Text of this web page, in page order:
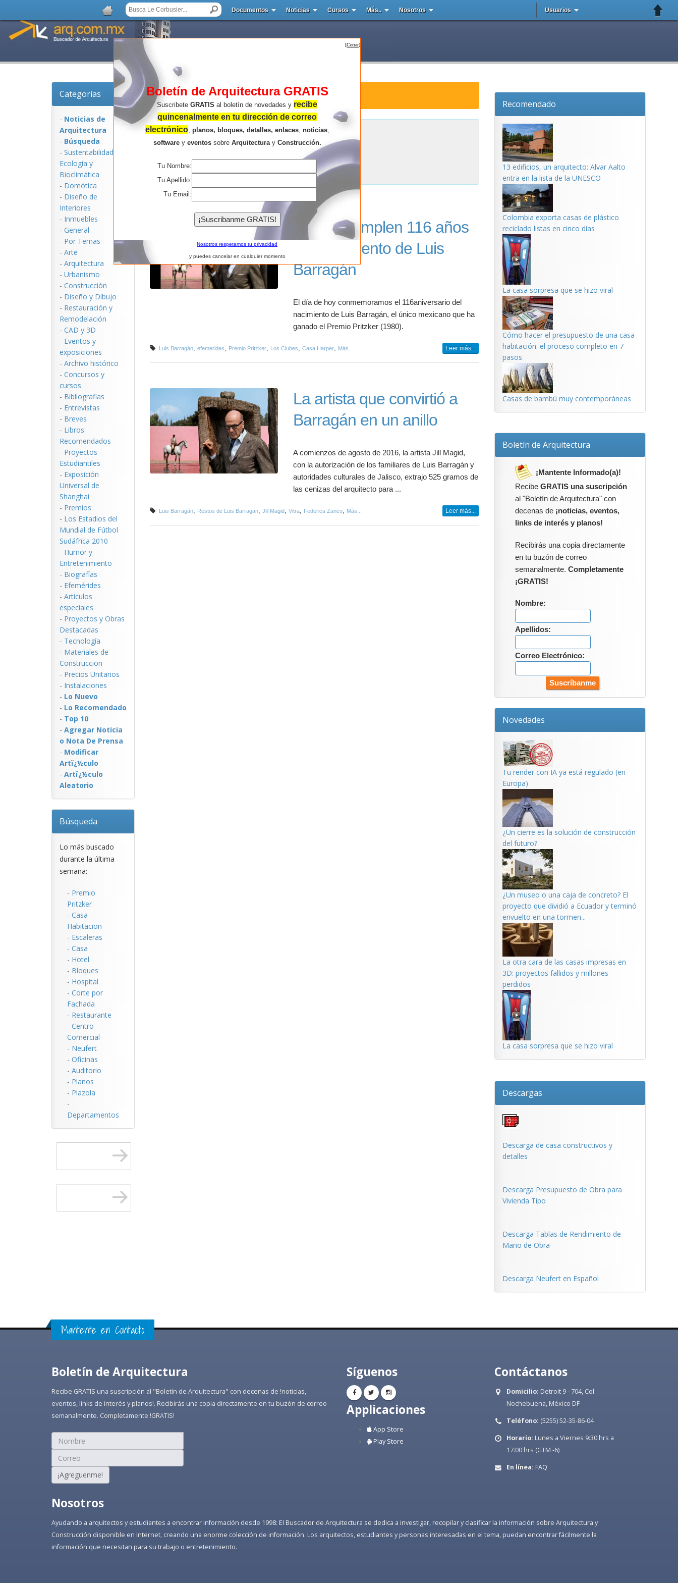
Documentos Noticias Cursos Más.. Nosotros Usuarios
Categorías
- Noticias de
Arquitectura
- Búsqueda
- Sustentabilidad,
Ecologí­a y
Bioclimática
- Domótica
- Diseño de
Interiores
- Inmuebles
- General
- Por Temas
- Arte
- Arquitectura
- Urbanismo
- Construcción
- Diseño y Dibujo
- Restauración y
Remodelación
- CAD y 3D
- Eventos y
exposiciones
- Archivo histórico
- Concursos y
cursos
- Bibliografias
- Entrevistas
- Breves
- Libros
Recomendados
- Proyectos
Estudiantiles
- Exposición
Universal de
Shanghai
- Premios
- Los Estadios del
Mundial de Fútbol
Sudáfrica 2010
- Humor y
Entretenimiento
- Biografías
- Efemérides
- Artículos
especiales
- Proyectos y Obras
Destacadas
- Tecnología
- Materiales de
Construccion
- Precios Unitarios
- Instalaciones
- Lo Nuevo
- Lo Recomendado
- Top 10
- Agregar Noticia
o Nota De Prensa
- Modificar
Artï¿½culo
- Artï¿½culo
Aleatorio
Búsqueda
Lo más buscado
durante la última
semana:
- Premio
Pritzker
- Casa
Habitacion
- Escaleras
- Casa
- Hotel
- Bloques
- Hospital
- Corte por
Fachada
- Restaurante
- Centro
Comercial
- Neufert
- Oficinas
- Auditorio
- Planos
- Plazola
-
Departamentos
Noticias de Arquitectura : Jill Magid
Jill Magid
Resultados de la búsqueda .
Hoy se cumplen 116 años
del nacimiento de Luis
Barragán
El día de hoy conmemoramos el 116aniversario del
nacimiento de Luis Barragán, el único mexicano que ha
ganado el Premio Pritzker (1980).
Luis Barragán, efemerides, Premio Pritzker, Los Clubes, Casa Harper, Más... Leer más...
La artista que convirtió a
Barragán en un anillo
A comienzos de agosto de 2016, la artista Jill Magid,
con la autorización de los familiares de Luis Barragán y
autoridades culturales de Jalisco, extrajo 525 gramos de
las cenizas del arquitecto para ...
Luis Barragán, Restos de Luis Barragán, Jill Magid, Vitra, Federica Zanco, Más... Leer más...
Recomendado
13 edificios, un arquitecto: Alvar Aalto
entra en la lista de la UNESCO
Colombia exporta casas de plástico
reciclado listas en cinco días
La casa sorpresa que se hizo viral
Cómo hacer el presupuesto de una casa
habitación: el proceso completo en 7
pasos
Casas de bambú muy contemporáneas
Boletín de Arquitectura
¡Mantente Informado(a)!
Recibe GRATIS una suscripción
al "Boletín de Arquitectura" con
decenas de ¡noticias, eventos,
links de interés y planos!
Recibirás una copia directamente
en tu buzón de correo
semanalmente. Completamente
¡GRATIS!
Nombre:
Apellidos:
Correo Electrónico:
Novedades
Tu render con IA ya está regulado (en
Europa)
¿Un cierre es la solución de construcción
del futuro?
¿Un museo o una caja de concreto? El
proyecto que dividió a Ecuador y terminó
envuelto en una tormen...
La otra cara de las casas impresas en
3D: proyectos fallidos y millones
perdidos
La casa sorpresa que se hizo viral
Descargas
Descarga de casa constructivos y
detalles
Descarga Presupuesto de Obra para
Vivienda Tipo
Descarga Tablas de Rendimiento de
Mano de Obra
Descarga Neufert en Español
Mantente en Contacto
Boletín de Arquitectura
Recibe GRATIS una suscripción al "Boletín de Arquitectura" con decenas de !noticias,
eventos, links de interés y planos!. Recibirás una copia directamente en tu buzón de correo
semanalmente. Completamente !GRATIS!
¡Agreguenme!
Síguenos
Applicaciones
App Store
Play Store
Contáctanos
Domicilio: Detroit 9 - 704, Col
Nochebuena, México DF
Teléfono: (5255) 52-35-86-04
Horario: Lunes a Viernes 9:30 hrs a
17:00 hrs (GTM -6)
En línea: FAQ
Nosotros
Ayudando a arquitectos y estudiantes a encontrar información desde 1998: El Buscador de Arquitectura se dedica a investigar, recopilar y clasificar la información sobre Arquitectura y
Construcción disponible en Internet, creando una enorme colección de información. Los arquitectos, estudiantes y personas interesadas en el tema, puedan encontrar fácilmente la
información que necesitan para su trabajo o entretenimiento.
[Cerrar]
Boletín de Arquitectura GRATIS
Suscribete GRATIS al boletín de novedades y recibe
quincenalmente en tu dirección de correo
electrónico, planos, bloques, detalles, enlaces, noticias,
softwarey eventossobre Arquitecturay Construcción.
Tu Nombre:
Tu Apellido:
Tu Email:
Nosotros respetamos tu privacidad
y puedes cancelar en cualquier momento